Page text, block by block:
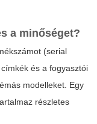
a minőséget?
(serial
és a fogyasztói
modelleket. Egy
részletes